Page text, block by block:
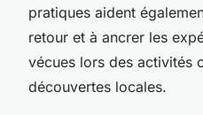
pratiques aident
retour et à ancrer les
vécues lors des activités
découvertes locales.